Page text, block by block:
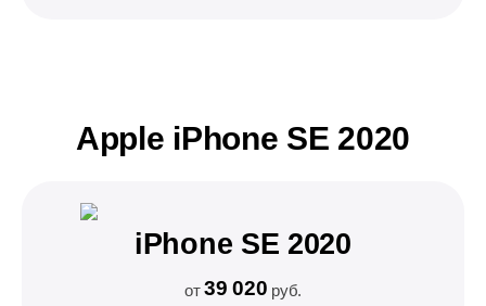
Apple iPhone SE 2020
iPhone SE 2020
от39 020 руб.